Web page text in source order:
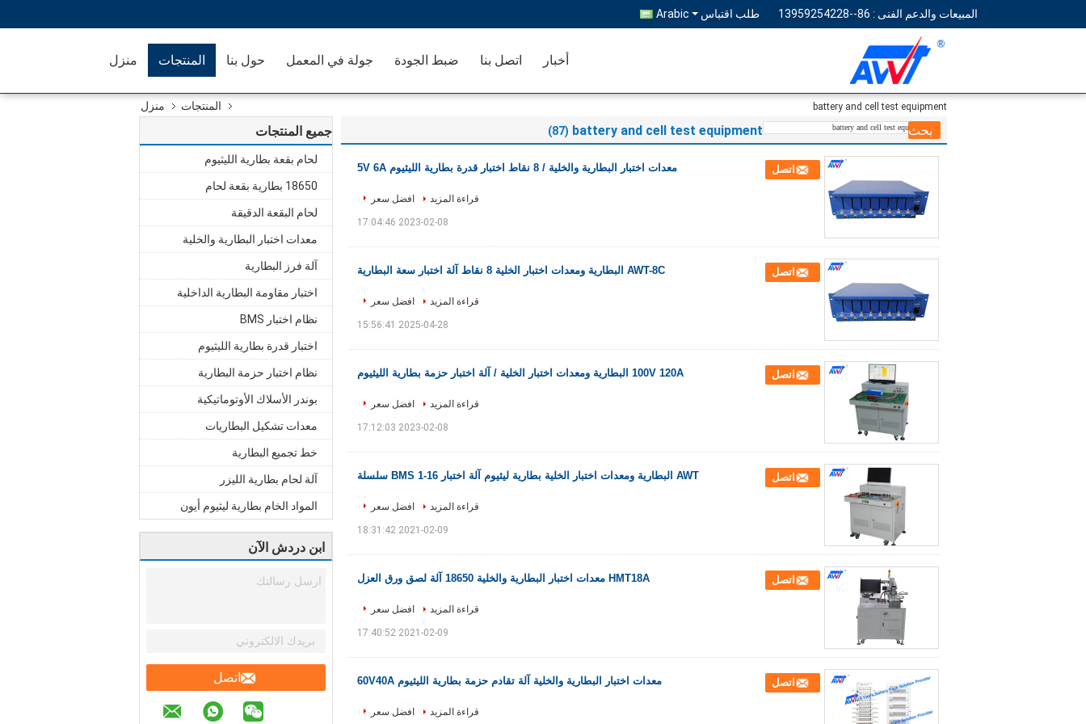
المبيعات والدعم الفنى : 86--13959254228 طلب اقتباس Arabic
منزل المنتجات حول بنا جولة في المعمل ضبط الجودة اتصل بنا أخبار
منزل المنتجات battery and cell test equipment
جميع المنتجات
لحام بقعة بطارية الليثيوم
18650 بطارية بقعة لحام
لحام البقعة الدقيقة
معدات اختبار البطارية والخلية
آلة فرز البطارية
اختبار مقاومة البطارية الداخلية
نظام اختبار BMS
اختبار قدرة بطارية الليثيوم
نظام اختبار حزمة البطارية
بوندر الأسلاك الأوتوماتيكية
معدات تشكيل البطاريات
خط تجميع البطارية
آلة لحام بطارية الليزر
المواد الخام بطارية ليثيوم أيون
ابن دردش الآن
اتصل
battery and cell test equipment
(87)
معدات اختبار البطارية والخلية / 8 نقاط اختبار قدرة بطارية الليثيوم 5V 6A اتصل
قراءة المزيد افضل سعر
2023-02-08 17:04:46
AWT-8C البطارية ومعدات اختبار الخلية 8 نقاط آلة اختبار سعة البطارية اتصل
قراءة المزيد افضل سعر
2025-04-28 15:56:41
100V 120A البطارية ومعدات اختبار الخلية / آلة اختبار حزمة بطارية الليثيوم اتصل
قراءة المزيد افضل سعر
2023-02-08 17:12:03
AWT البطارية ومعدات اختبار الخلية بطارية ليثيوم آلة اختبار BMS 1-16 سلسلة اتصل
قراءة المزيد افضل سعر
2021-02-09 18:31:42
HMT18A معدات اختبار البطارية والخلية 18650 آلة لصق ورق العزل اتصل
قراءة المزيد افضل سعر
2021-02-09 17:40:52
معدات اختبار البطارية والخلية آلة تقادم حزمة بطارية الليثيوم 60V40A اتصل
قراءة المزيد افضل سعر